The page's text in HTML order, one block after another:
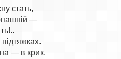
стать,
—
— в крик.